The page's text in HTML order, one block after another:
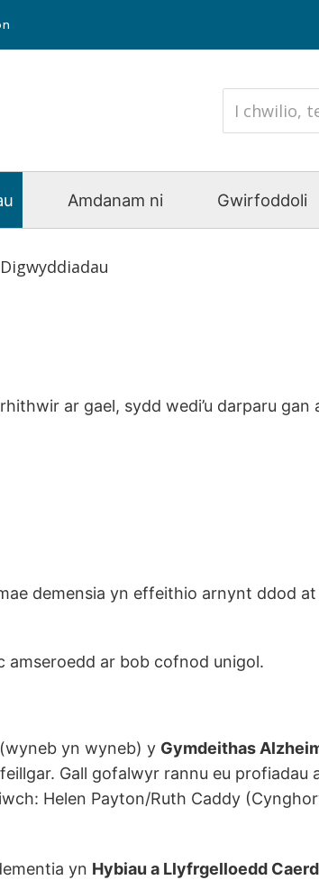
Amdanam ni Gwirfoddoli
Digwyddiadau
ar gael, sydd wedi’u darparu gan
demensia yn effeithio arnynt ddod
amseroedd ar bob cofnod unigol.
yn wyneb) y Gymdeithas
Gall gofalwyr rannu eu profiadau
Helen Payton/Ruth Caddy
yn Hybiau a Llyfrgelloedd